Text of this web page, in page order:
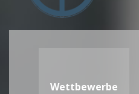
Wettbewerbe